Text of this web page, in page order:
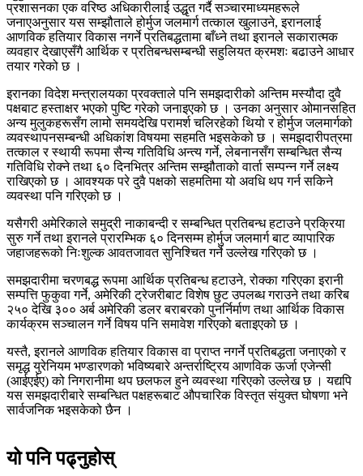
प्रशासनका एक वरिष्ठ अधिकारीलाई उद्धृत गर्दै सञ्चारमाध्यमहरूले
जनाएअनुसार यस सम्झौताले होर्मुज जलमार्ग तत्काल खुलाउने, इरानलाई
आणविक हतियार विकास नगर्ने प्रतिबद्धतामा बाँध्ने तथा इरानले सकारात्मक
व्यवहार देखाएसँगै आर्थिक र प्रतिबन्धसम्बन्धी सहुलियत क्रमशः बढाउने आधार
तयार गरेको छ ।
इरानका विदेश मन्त्रालयका प्रवक्ताले पनि समझदारीको अन्तिम मस्यौदा दुवै
पक्षबाट हस्ताक्षर भएको पुष्टि गरेको जनाइएको छ । उनका अनुसार ओमानसहित
अन्य मुलुकहरूसँग लामो समयदेखि परामर्श चलिरहेको थियो र होर्मुज जलमार्गको
व्यवस्थापनसम्बन्धी अधिकांश विषयमा सहमति भइसकेको छ । समझदारीपत्रमा
तत्काल र स्थायी रूपमा सैन्य गतिविधि अन्त्य गर्ने, लेबनानसँग सम्बन्धित सैन्य
गतिविधि रोक्ने तथा ६० दिनभित्र अन्तिम सम्झौताको वार्ता सम्पन्न गर्ने लक्ष्य
राखिएको छ । आवश्यक परे दुवै पक्षको सहमतिमा यो अवधि थप गर्न सकिने
व्यवस्था पनि गरिएको छ ।
यसैगरी अमेरिकाले समुद्री नाकाबन्दी र सम्बन्धित प्रतिबन्ध हटाउने प्रक्रिया
सुरु गर्ने तथा इरानले प्रारम्भिक ६० दिनसम्म होर्मुज जलमार्ग बाट व्यापारिक
जहाजहरूको निःशुल्क आवतजावत सुनिश्चित गर्ने उल्लेख गरिएको छ ।
समझदारीमा चरणबद्ध रूपमा आर्थिक प्रतिबन्ध हटाउने, रोक्का गरिएका इरानी
सम्पत्ति फुकुवा गर्ने, अमेरिकी ट्रेजरीबाट विशेष छुट उपलब्ध गराउने तथा करिब
२५० देखि ३०० अर्ब अमेरिकी डलर बराबरको पुनर्निर्माण तथा आर्थिक विकास
कार्यक्रम सञ्चालन गर्ने विषय पनि समावेश गरिएको बताइएको छ ।
यस्तै, इरानले आणविक हतियार विकास वा प्राप्त नगर्ने प्रतिबद्धता जनाएको र
समृद्ध युरेनियम भण्डारणको भविष्यबारे अन्तर्राष्ट्रिय आणविक ऊर्जा एजेन्सी
(आईएईए) को निगरानीमा थप छलफल हुने व्यवस्था गरिएको उल्लेख छ । यद्यपि
यस समझदारीबारे सम्बन्धित पक्षहरूबाट औपचारिक विस्तृत संयुक्त घोषणा भने
सार्वजनिक भइसकेको छैन ।
यो पनि पढ्नुहोस्